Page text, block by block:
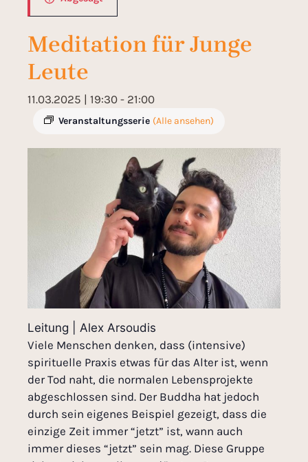
Meditation für Junge
Leute
11.03.2025 | 19:30 - 21:00
Veranstaltungsserie (Alle ansehen)
Leitung | Alex Arsoudis
Viele Menschen denken, dass (intensive)
spirituelle Praxis etwas für das Alter ist, wenn
der Tod naht, die normalen Lebensprojekte
abgeschlossen sind. Der Buddha hat jedoch
durch sein eigenes Beispiel gezeigt, dass die
einzige Zeit immer “jetzt” ist, wann auch
immer dieses “jetzt” sein mag. Diese Gruppe